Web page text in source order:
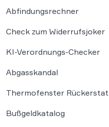
Abfindungsrechner
Check zum Widerrufsjoker
KI-Verordnungs-Checker
Abgasskandal
Thermofenster
Bußgeldkatalog